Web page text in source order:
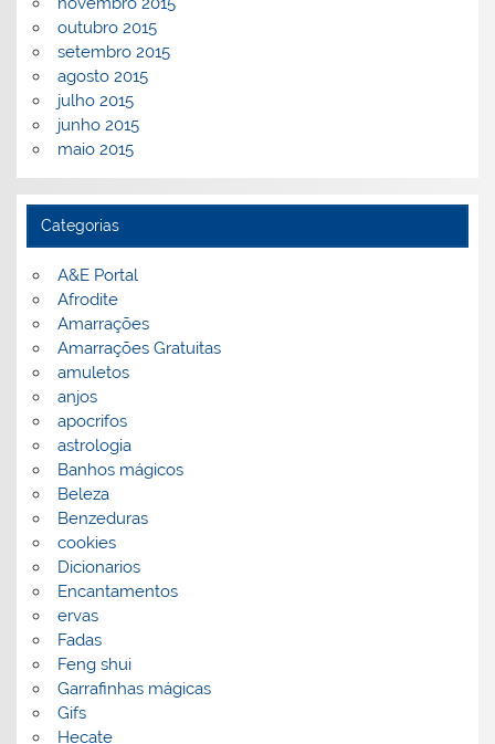
outubro 2015
setembro 2015
agosto 2015
julho 2015
junho 2015
maio 2015
Categorias
A&E Portal
Afrodite
Amarrações
Amarrações Gratuitas
amuletos
anjos
apocrifos
astrologia
Banhos mágicos
Beleza
Benzeduras
cookies
Dicionarios
Encantamentos
ervas
Fadas
Feng shui
Garrafinhas mágicas
Gifs
Hecate